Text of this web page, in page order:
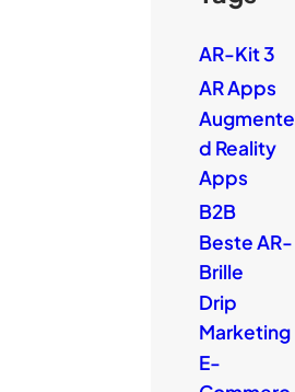
AR-Kit 3
AR Apps
Augmente
d Reality
Apps
B2B
Beste AR-
Brille
Drip
Marketing
E-